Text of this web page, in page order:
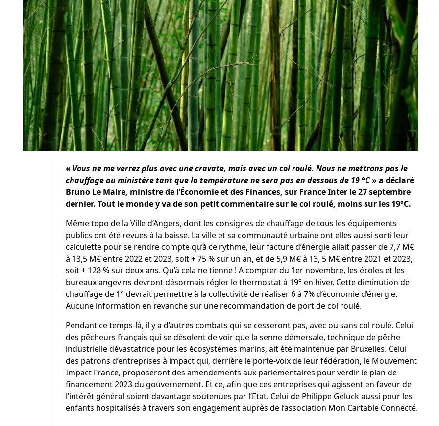
« Vous ne me verrez plus avec une cravate, mais avec un col roulé. Nous ne mettrons pas le
chauffage au ministère tant que la température ne sera pas en dessous de 19 °C» a déclaré
Bruno Le Maire, ministre de l’Économie et des Finances, sur France Inter le 27 septembre
dernier. Tout le monde y va de son petit commentaire sur le col roulé, moins sur les 19°C.
Même topo de la Ville d’Angers, dont les consignes de chauffage de tous les équipements
publics ont été revues à la baisse. La ville et sa communauté urbaine ont elles aussi sorti leur
calculette pour se rendre compte qu’à ce rythme, leur facture d’énergie allait passer de 7,7 M€
à 13,5 M€ entre 2022 et 2023, soit + 75 % sur un an, et de 5,9 M€ à 13, 5 M€ entre 2021 et 2023,
soit + 128 % sur deux ans. Qu’à cela ne tienne ! A compter du 1er novembre, les écoles et les
bureaux angevins devront désormais régler le thermostat à 19° en hiver. Cette diminution de
chauffage de 1° devrait permettre à la collectivité de réaliser 6 à 7% d’économie d’énergie.
Aucune information en revanche sur une recommandation de port de col roulé.
Pendant ce temps-là, il y a d’autres combats qui se cesseront pas, avec ou sans col roulé. Celui
des pêcheurs français qui se désolent de voir que la senne démersale, technique de pêche
industrielle dévastatrice pour les écosystèmes marins, ait été maintenue par Bruxelles. Celui
des patrons d’entreprises à impact qui, derrière le porte-voix de leur fédération, le Mouvement
Impact France, proposeront des amendements aux parlementaires pour verdir le plan de
financement 2023 du gouvernement. Et ce, afin que ces entreprises qui agissent en faveur de
l’intérêt général soient davantage soutenues par l’Etat. Celui de Philippe Geluckaussi pour les
enfants hospitalisés à travers son engagement auprès de l’association Mon Cartable Connecté.